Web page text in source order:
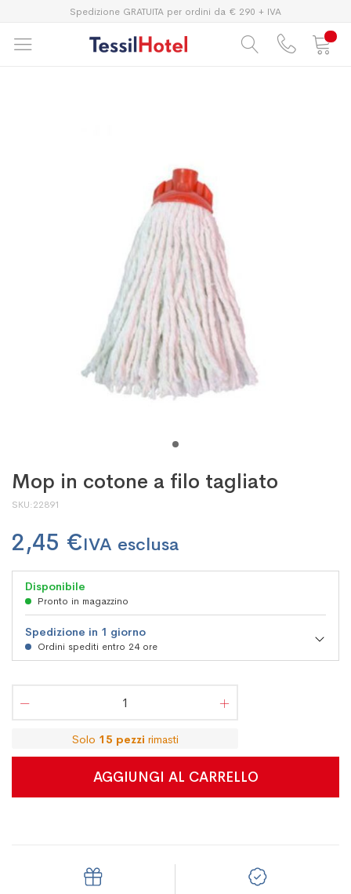
Spedizione GRATUITA per ordini da € 290 + IVA
Mop in cotone a filo tagliato
SKU 22891
Disponibile
Pronto in magazzino
Spedizione in 1 giorno
Ordini spediti entro 24 ore
2,45 €
Solo 15 pezzi rimasti
AGGIUNGI AL CARRELLO